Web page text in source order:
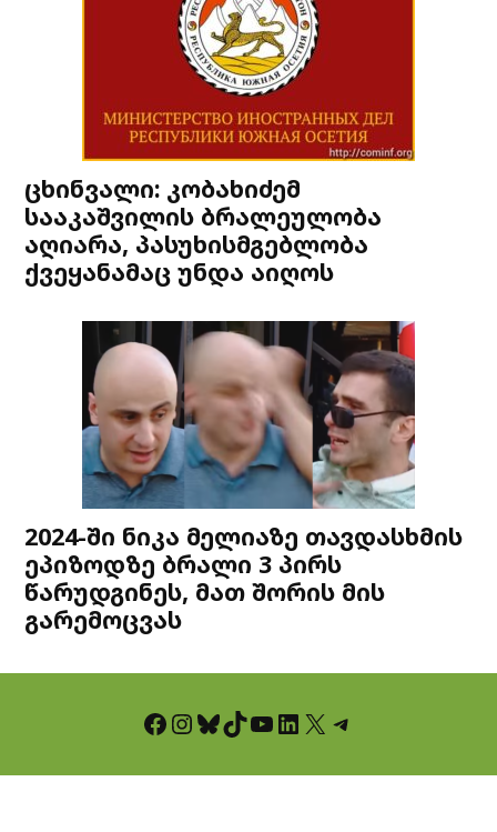
ცხინვალი: კობახიძემ
სააკაშვილის ბრალეულობა
აღიარა, პასუხისმგებლობა
ქვეყანამაც უნდა აიღოს
2024-ში ნიკა მელიაზე თავდასხმის
ეპიზოდზე ბრალი 3 პირს
წარუდგინეს, მათ შორის მის
გარემოცვას
Facebook InstagramBluesky TikTok YouTube LinkedIn X Telegram